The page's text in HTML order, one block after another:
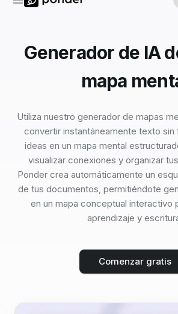
Generador de IA
mapa
Utiliza nuestro generador de mapas
convertir instantáneamente texto sin
ideas en un mapa mental
visualizar conexiones y organizar
Ponder crea automáticamente un
de tus documentos, permitiéndote
en un mapa conceptual interactivo
aprendizaje y
Comenzar gratis